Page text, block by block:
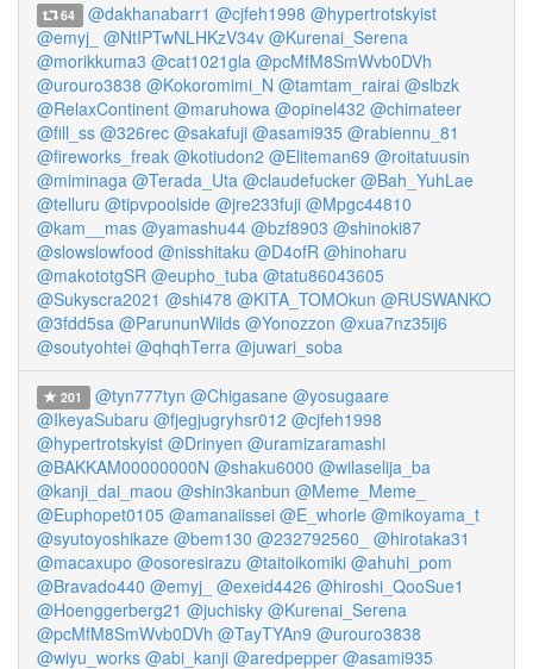
64 @dakhanabarr1 @cjfeh1998 @hypertrotskyist
@emyj_ @NtIPTwNLHKzV34v @Kurenai_Serena
@morikkuma3 @cat1021gla @pcMfM8SmWvb0DVh
@urouro3838 @Kokoromimi_N @tamtam_rairai @slbzk
@RelaxContinent @maruhowa @opinel432 @chimateer
@fill_ss @326rec @sakafuji @asami935 @rabiennu_81
@fireworks_freak @kotiudon2 @Eliteman69 @roitatuusin
@miminaga @Terada_Uta @claudefucker @Bah_YuhLae
@telluru @tipvpoolside @jre233fuji @Mpgc44810
@kam__mas @yamashu44 @bzf8903 @shinoki87
@slowslowfood @nisshitaku @D4ofR @hinoharu
@makototgSR @eupho_tuba @tatu86043605
@Sukyscra2021 @shi478 @KITA_TOMOkun @RUSWANKO
@3fdd5sa @ParununWilds @Yonozzon @xua7nz35ij6
@soutyohtei @qhqhTerra @juwari_soba
201 @tyn777tyn @Chigasane @yosugaare
@IkeyaSubaru @fjegjugryhsr012 @cjfeh1998
@hypertrotskyist @Drinyen @uramizaramashi
@BAKKAM00000000N @shaku6000 @wilaselija_ba
@kanji_dai_maou @shin3kanbun @Meme_Meme_
@Euphopet0105 @amanaiissei @E_whorle @mikoyama_t
@syutoyoshikaze @bem130 @232792560_
@hirotaka31
@macaxupo @osoresirazu @taitoikomiki @ahuhi_pom
@Bravado440 @emyj_ @exeid4426 @hiroshi_QooSue1
@Hoenggerberg21 @juchisky @Kurenai_Serena
@pcMfM8SmWvb0DVh @TayTYAn9 @urouro3838
@wiyu_works @abi_kanji @aredpepper @asami935